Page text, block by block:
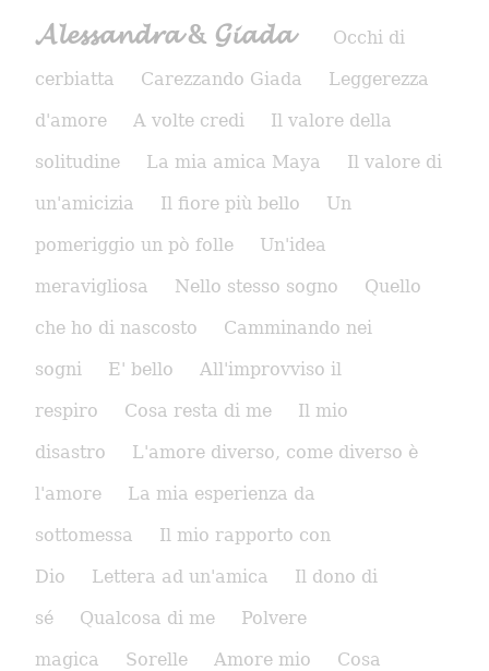
𝓐𝓵𝓮𝓼𝓼𝓪𝓷𝓭𝓻𝓪 & 𝓖𝓲𝓪𝓭𝓪
Occhi di
cerbiatta
Carezzando Giada
Leggerezza
d'amore
A volte credi
Il valore della
solitudine
La mia amica Maya
Il valore di
un'amicizia
Il fiore più bello
Un
pomeriggio un pò folle
Un'idea
meravigliosa
Nello stesso sogno
Quello
che ho di nascosto
Camminando nei
sogni
E' bello
All'improvviso il
respiro
Cosa resta di me
Il mio
disastro
L'amore diverso, come diverso è
l'amore
La mia esperienza da
sottomessa
Il mio rapporto con
Dio
Lettera ad un'amica
Il dono di
sé
Qualcosa di me
Polvere
magica
Sorelle Amore mio
Cosa